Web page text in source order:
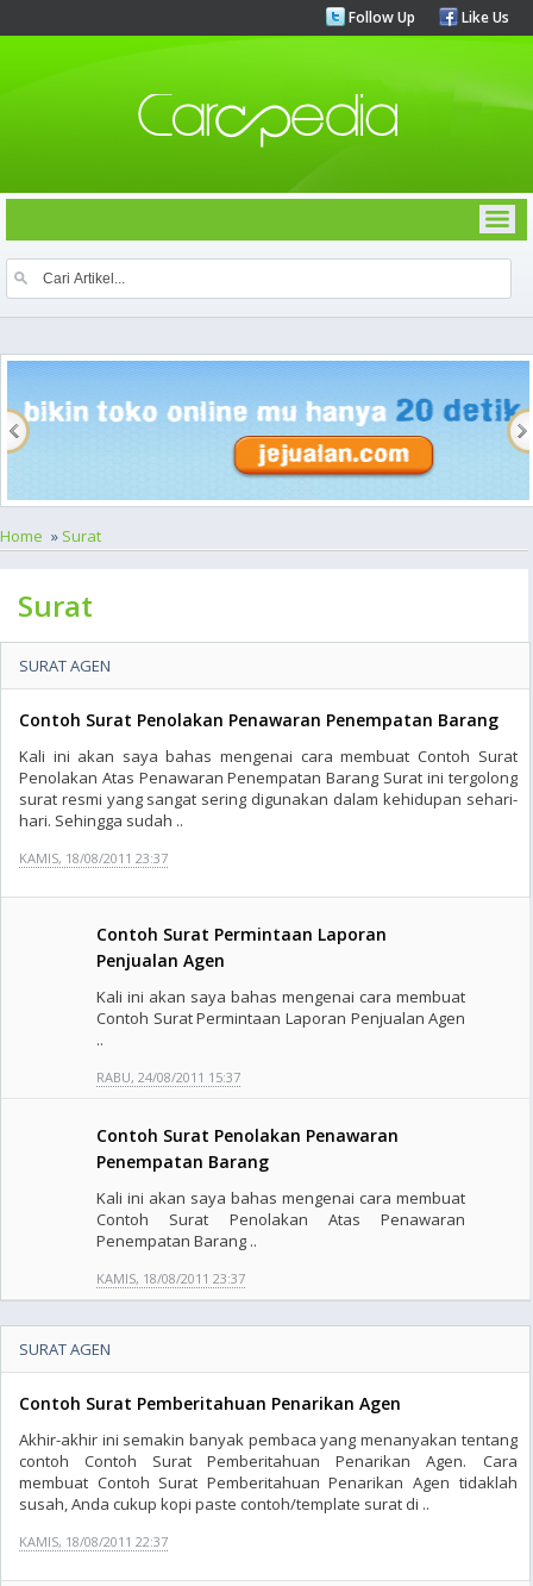
Follow Up Like Us
Home » Surat
Surat
SURAT AGEN
Contoh Surat Penolakan Penawaran Penempatan Barang
Kali ini akan saya bahas mengenai cara membuat Contoh Surat
Penolakan Atas Penawaran Penempatan Barang Surat ini tergolong
surat resmi yang sangat sering digunakan dalam kehidupan sehari-
hari. Sehingga sudah ..
KAMIS, 18/08/2011 23:37
Contoh Surat Permintaan Laporan
Penjualan Agen
Kali ini akan saya bahas mengenai cara membuat
Contoh Surat Permintaan Laporan Penjualan Agen
..
RABU, 24/08/2011 15:37
Contoh Surat Penolakan Penawaran
Penempatan Barang
Kali ini akan saya bahas mengenai cara membuat
Contoh Surat Penolakan Atas Penawaran
Penempatan Barang ..
KAMIS, 18/08/2011 23:37
SURAT AGEN
Contoh Surat Pemberitahuan Penarikan Agen
Akhir-akhir ini semakin banyak pembaca yang menanyakan tentang
contoh Contoh Surat Pemberitahuan Penarikan Agen. Cara
membuat Contoh Surat Pemberitahuan Penarikan Agen tidaklah
susah, Anda cukup kopi paste contoh/template surat di ..
KAMIS, 18/08/2011 22:37